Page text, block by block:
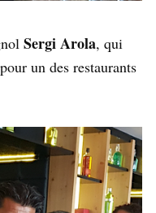
Sergi Arola, qui
un des restaurants